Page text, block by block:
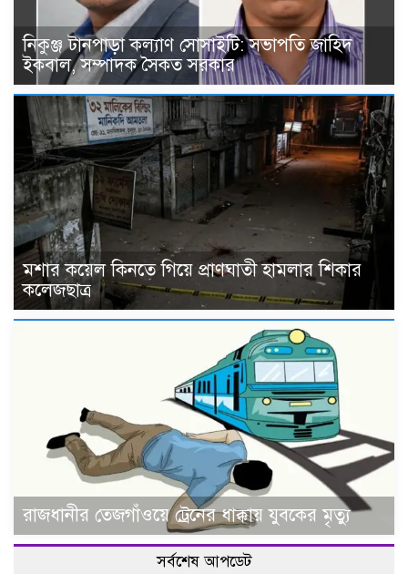
নিকুঞ্জ টানপাড়া কল্যাণ সোসাইটি: সভাপতি জাহিদ
ইকবাল, সম্পাদক সৈকত সরকার
মশার কয়েল কিনতে গিয়ে প্রাণঘাতী হামলার শিকার
কলেজছাত্র
রাজধানীর তেজগাঁওয়ে ট্রেনের ধাক্কায় যুবকের মৃত্যু
সর্বশেষ আপডেট